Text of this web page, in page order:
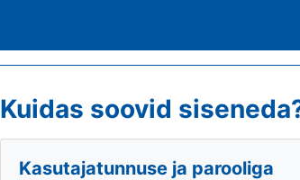
Kuidas soovid
Kasutajatunnuse ja parooliga